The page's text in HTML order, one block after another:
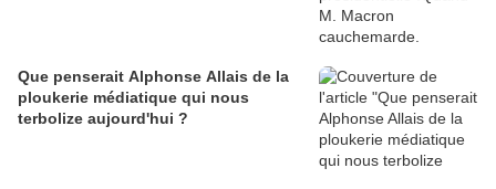
Que penserait Alphonse Allais de la
ploukerie médiatique qui nous
terbolize aujourd'hui ?